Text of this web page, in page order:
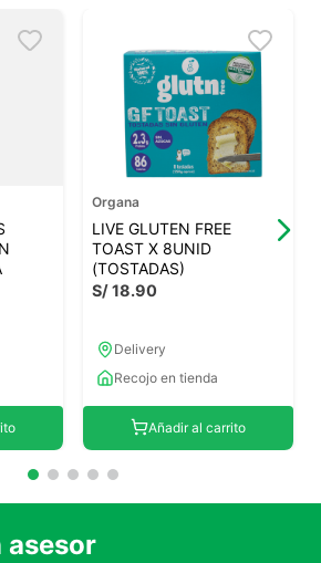
Organa
LIVE GLUTEN FREE
TOAST X 8UNID
(TOSTADAS)
S/18.90
Delivery
Recojo en tienda
Añadir al carrito
asesor